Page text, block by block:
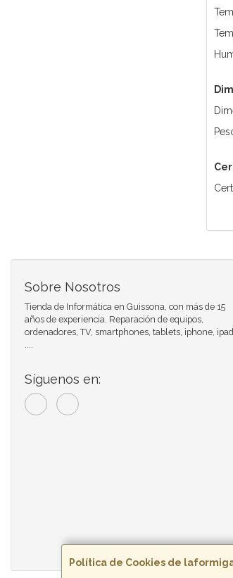
Política de Cookies de
Sobre Nosotros
Tienda de Informática en Guissona, con más de 15
años de experiencia. Reparación de equipos,
ordenadores, TV, smartphones, tablets, iphone, ipad
....
Síguenos en: